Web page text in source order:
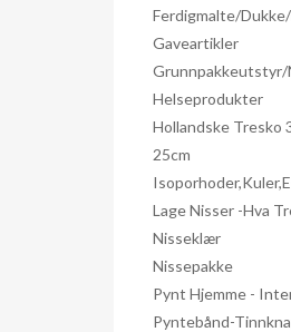
Ferdigmalte/
Gaveartikler
Helseprodukter
Hollandske Tresko
25cm
Lage Nisser -hva
Nisseklær
Nissepakke
Pynt Hjemme -
Pyntebånd-